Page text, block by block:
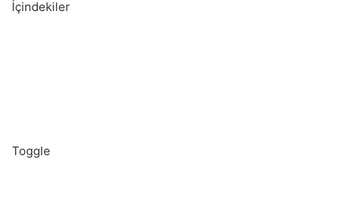
İçindekiler
Toggle